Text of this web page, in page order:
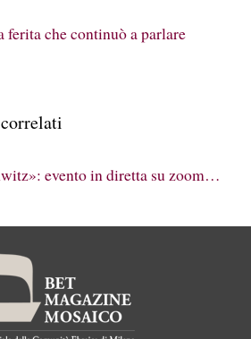
ferita che continuò a parlare
evento in diretta su zoom…